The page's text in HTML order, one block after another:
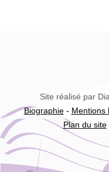
Site réalisé par
Biographie- Mentions
Plan du site